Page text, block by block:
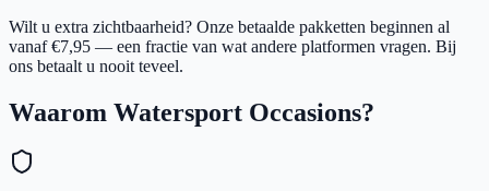
Wilt u extra zichtbaarheid? Onze betaalde pakketten beginnen al
vanaf €7,95 — een fractie van wat andere platformen vragen. Bij
ons betaalt u nooit teveel.
Waarom Watersport Occasions?